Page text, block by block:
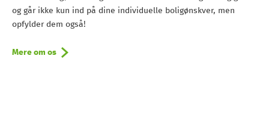
og går ikke kun ind på dine individuelle boligønskver, men
opfylder dem også!
Mere om os